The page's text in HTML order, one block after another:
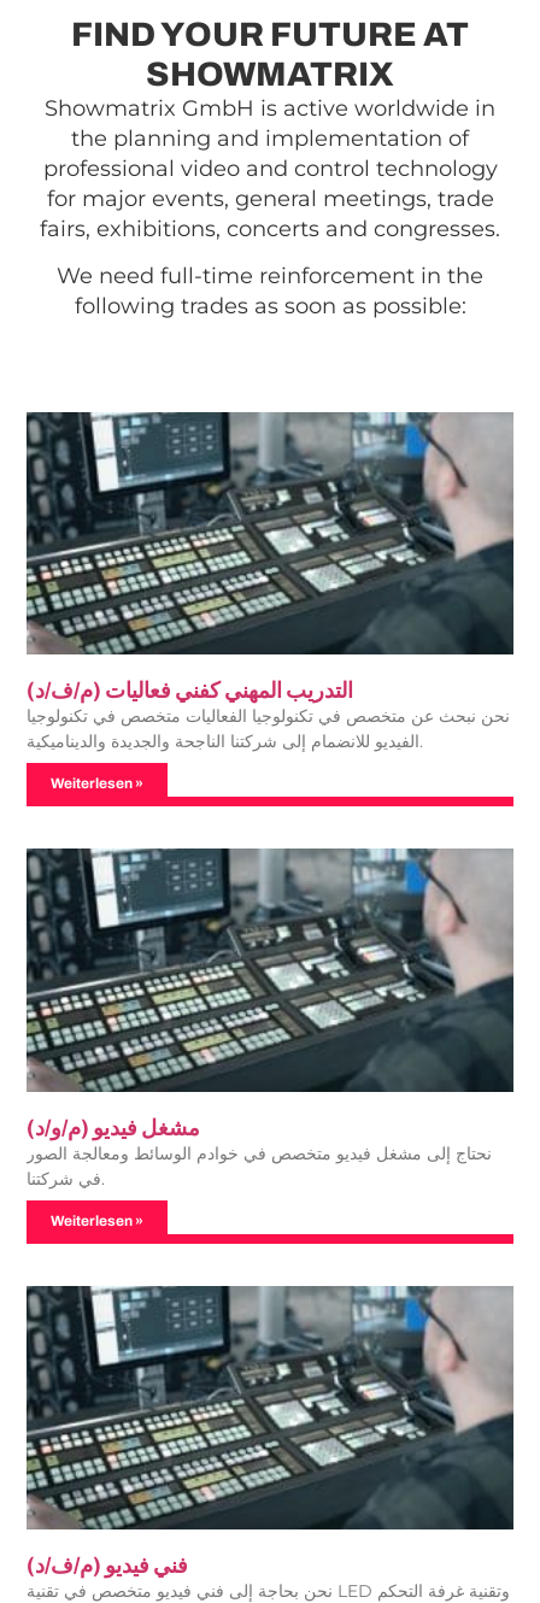
FIND YOUR FUTURE AT
SHOWMATRIX
Showmatrix GmbH is active worldwide in
the planning and implementation of
professional video and control technology
for major events, general meetings, trade
fairs, exhibitions, concerts and congresses.
We need full-time reinforcement in the
following trades as soon as possible:
التدريب المهني كفني فعاليات (م/ف/د)
نحن نبحث عن متخصص في تكنولوجيا الفعاليات متخصص في تكنولوجيا
الفيديو للانضمام إلى شركتنا الناجحة والجديدة والديناميكية.
Weiterlesen »
مشغل فيديو (م/و/د)
نحتاج إلى مشغل فيديو متخصص في خوادم الوسائط ومعالجة الصور
في شركتنا.
Weiterlesen »
فني فيديو (م/ف/د)
نحن بحاجة إلى فني فيديو متخصص في تقنية LED وتقنية غرفة التحكم